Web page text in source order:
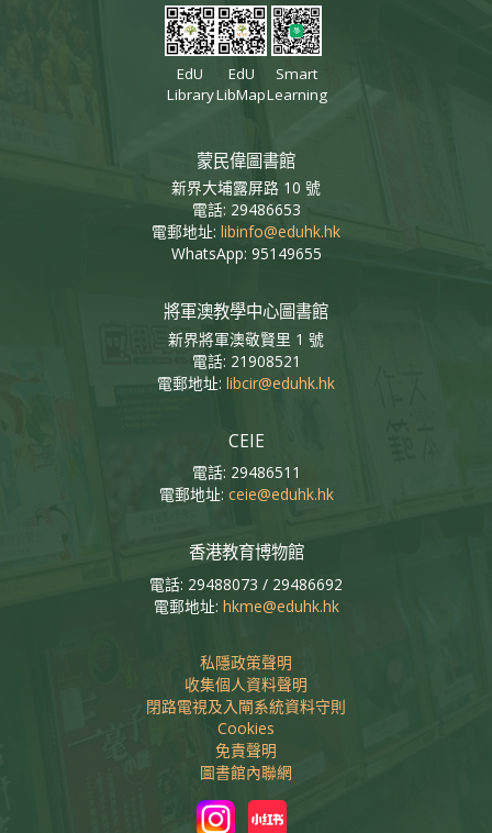
EdU
Library
EdU
LibMap
Smart
Learning
蒙民偉圖書館
新界大埔露屏路 10 號
電話: 29486653
電郵地址: libinfo@eduhk.hk
WhatsApp: 95149655
將軍澳教學中心圖書館
新界將軍澳敬賢里 1 號
電話: 21908521
電郵地址: libcir@eduhk.hk
CEIE
電話: 29486511
電郵地址: ceie@eduhk.hk
香港教育博物館
電話: 29488073 / 29486692
電郵地址: hkme@eduhk.hk
私隱政策聲明
收集個人資料聲明
閉路電視及入閘系統資料守則
Cookies
免責聲明
圖書館內聯網